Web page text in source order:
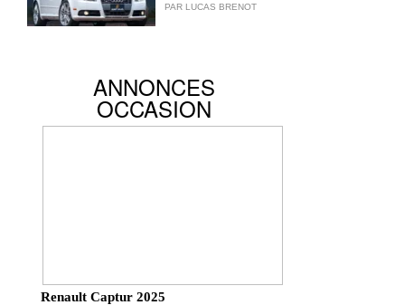
PAR LUCAS BRENOT
ANNONCES
OCCASION
Renault Captur 2025